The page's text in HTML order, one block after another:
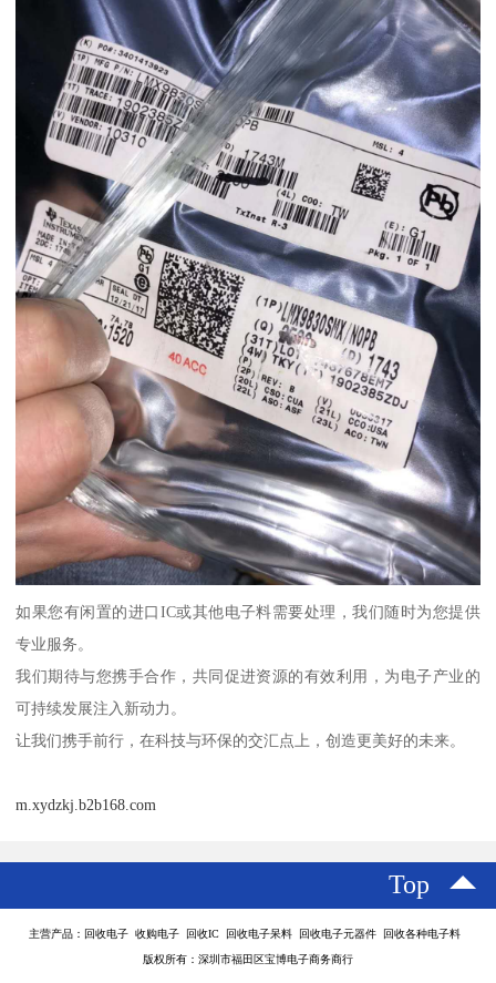
如果您有闲置的进口IC或其他电子料需要处理，我们随时为您提供
专业服务。
我们期待与您携手合作，共同促进资源的有效利用，为电子产业的
可持续发展注入新动力。
让我们携手前行，在科技与环保的交汇点上，创造更美好的未来。
m.xydzkj.b2b168.com
Top
主营产品：回收电子 收购电子 回收IC 回收电子呆料 回收电子元器件 回收各种电子料
版权所有：深圳市福田区宝博电子商务商行